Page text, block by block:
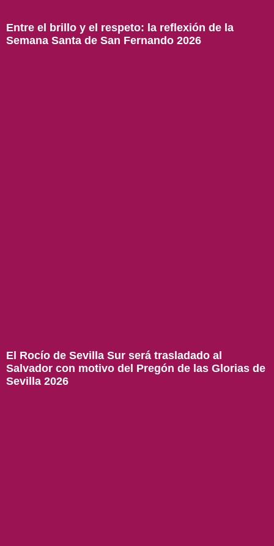
Entre el brillo y el respeto: la reflexión de la
Semana Santa de San Fernando 2026
El Rocío de Sevilla Sur será trasladado al
Salvador con motivo del Pregón de las Glorias de
Sevilla 2026